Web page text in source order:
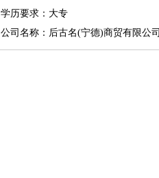
学历要求：大专
公司名称：后古名(宁德)商贸有限公司